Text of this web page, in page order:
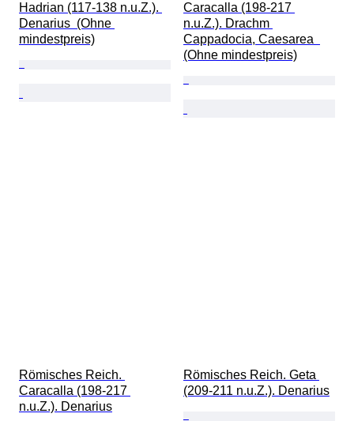
Hadrian (117-138 n.u.Z.).
Denarius  (Ohne
mindestpreis)
Caracalla (198-217
n.u.Z.). Drachm
Cappadocia, Caesarea
(Ohne mindestpreis)
Römisches Reich.
Caracalla (198-217
n.u.Z.). Denarius
Römisches Reich. Geta
(209-211 n.u.Z.). Denarius